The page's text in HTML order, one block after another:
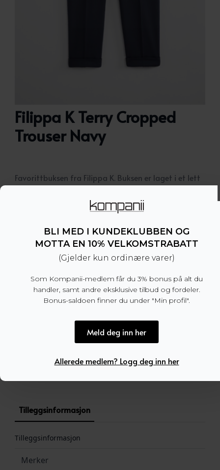
Filippa K Terry Cropped
Trouser Navy
Favorittbuksen fra Filippa K. Buksen er laget i et lett
og pustende gabardine-materiale. Buksen har
cropped lengde med oppbrett. Strikk i livet og
stretch gjør den buksen veldig komfortabel. Bruk
– Normal passform. Vi anbefaler å velge din
normale størrelse.
– Produsert i Portugal
Dette produktet er for tiden utsolgt og
Produktnummer:100454
Ukategorisert
Tilleggsinformasjon
Tilleggsinformasjon
Merker
BLI MED I KUNDEKLUBBEN OG
MOTTA EN 10% VELKOMSTRABATT
(Gjelder kun ordinære varer)
Som Kompanii-medlem får du 3% bonus på alt du
handler, samt andre eksklusive tilbud og fordeler.
Bonus-saldoen finner du under "Min profil".
Meld deg inn her
Allerede medlem? Logg deg inn her